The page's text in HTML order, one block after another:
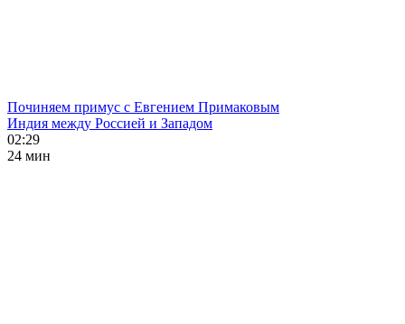
Починяем примус с Евгением Примаковым
Индия между Россией и Западом
02:29
24 мин